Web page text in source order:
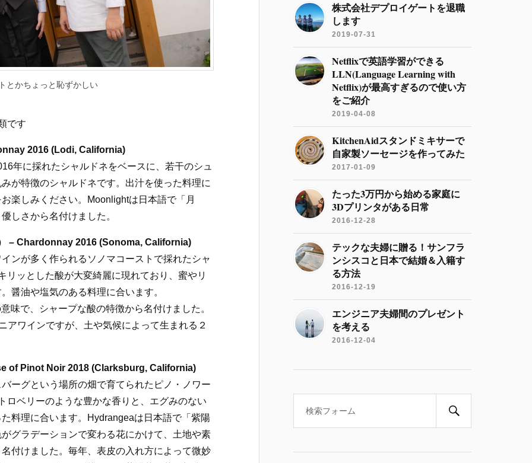
とかちょっと恥ずかしい
です
2016 (Lodi, California)
年に採れたシャルドネをベースに、若干のシュ
が特徴のシャルドネです。出汁を使った料理に
楽しみください。Moonlightは日本語で「月
しさから名付けました。
– Chardonnay 2016 (Sonoma, California)
ンが多く作られるソノマコーストで採れたシャ
リッとした酸が大変綺麗に現れており、蜜やリ
醤油や塩気のある料理に合います。
味で、シャープな酸の特徴から名付けました。
アワインですが、土や気候によって生まれる２
of Pinot Noir 2018 (Clarksburg, California)
ーグという場所の畑で育てられたピノ・ノワー
ロベリーのような豊かな香りと、エグみのない
料理に合います。Hydrangeaは日本語で「紫陽
グラデーションで変わる花にかけて、土地や素
付けました。毎年、表皮の入れ方によって微妙
株式会社デプロイゲートを退職
します
2019-07-31
Netflixで英語学習ができる
LLN(Language Learning with
Netflix)が最高すぎるので使い方
をご紹介
2019-04-08
KitchenAidスタンドミキサーで
自家製ソーセージを作ってみた
2017-01-09
たった3万円から始める家庭に
3Dプリンタがある日常
2016-12-28
テックな夫婦に贈る！サンフラ
ンシスコと日本で結婚＆入籍す
る方法
2016-12-19
エンジニア夫婦間のプレゼント
を考える
2016-12-04